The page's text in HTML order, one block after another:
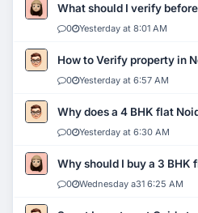
What should I verify
0 Yesterday at 8:01 AM
How to Verify property in
0 Yesterday at 6:57 AM
Why does a 4 BHK flat
0 Yesterday at 6:30 AM
Why should I buy a 3 BHK
0 Wednesday a31 6:25 AM